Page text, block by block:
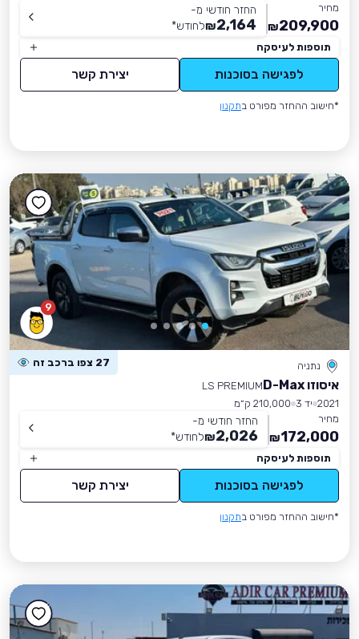
מחיר
209,900
₪
החזר חודשי מ-
2,164
₪לחודש*
תוספות לעיסקה
לפגישה בסוכנות יצירת קשר
*חישוב ההחזר מפורט בתקנון
9
נתניה 27 צפו ברכב זה
איסוזו D-Max
LS PREMIUM
2021 יד 3
210,000 ק״מ
מחיר
172,000
₪
החזר חודשי מ-
2,026
₪לחודש*
תוספות לעיסקה
לפגישה בסוכנות יצירת קשר
*חישוב ההחזר מפורט בתקנון